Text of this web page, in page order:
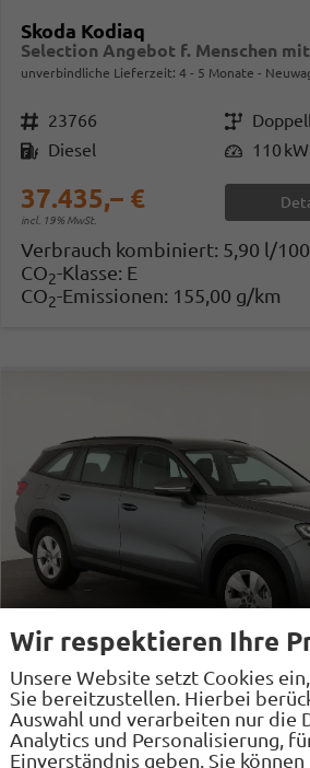
Skoda Kodiaq
unverbindliche Lieferzeit: 4 - 5 Monate
Fahrzeugnr. 23766 Getriebe
Kraftstoff Diesel Leistung 110
37.435,– €
incl. 19% MwSt.
Verbrauch kombiniert: 5,90 l/
CO2-Klasse: E
CO2-Emissionen: 155,00 g/km
Skoda Kodiaq
Wir respektieren Ihre
Unsere Website setzt Cookies
Sie bereitzustellen. Hierbei
Auswahl und verarbeiten nur die
Analytics und Personalisierung,
Einverständnis geben. Sie